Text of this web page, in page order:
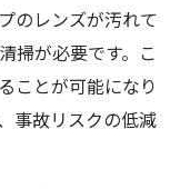
のレンズが汚れて
掃が必要です。こ
ことが可能になり
事故リスクの低減